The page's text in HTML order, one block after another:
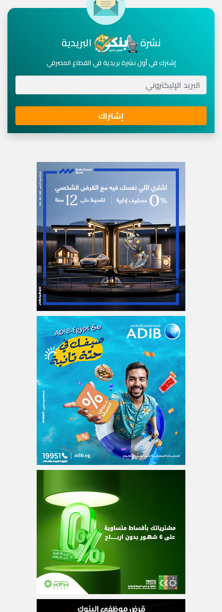
نشرة البريدية
إشترك في أول نشرة بريدية في القطاع المصرفي